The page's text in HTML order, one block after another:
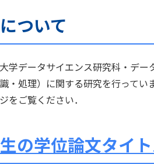
ついて
学データサイエンス研究科・デ
・処理）に関する研究を行って
をご覧ください．
の学位論文タイ